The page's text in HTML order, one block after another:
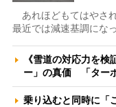
あれほどもてはやさ
最近では減速基調にな
《雪道の対応力を
ー」の真価 「ター
乗り込むと同時に「